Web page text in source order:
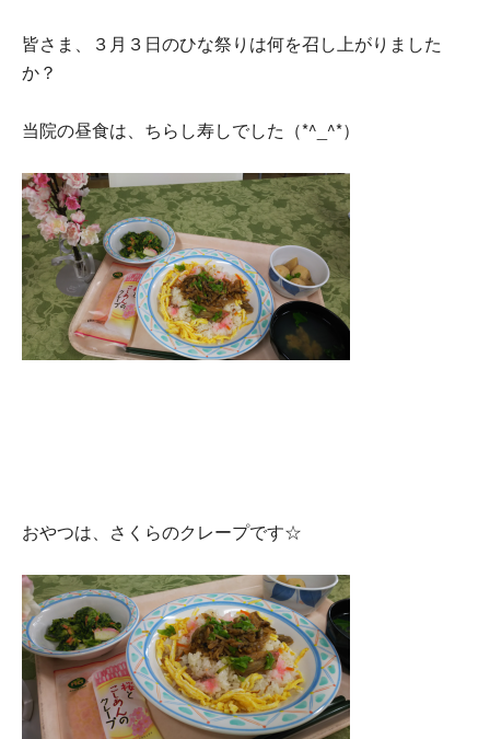
皆さま、３月３日のひな祭りは何を召し上がりました
か？
当院の昼食は、ちらし寿しでした（*^_^*）
おやつは、さくらのクレープです☆